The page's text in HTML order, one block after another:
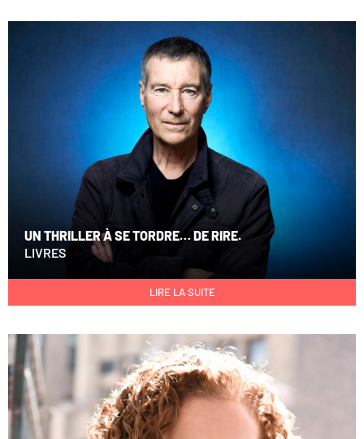
UN THRILLER À SE TORDRE… DE RIRE.
LIVRES
LIRE LA SUITE